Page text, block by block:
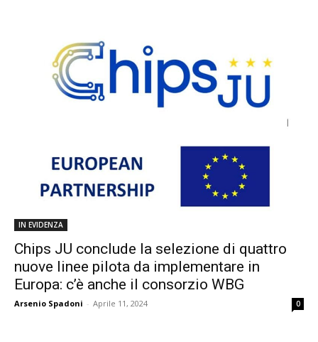
IN EVIDENZA
Chips JU conclude la selezione di quattro
nuove linee pilota da implementare in
Europa: c’è anche il consorzio WBG
Arsenio Spadoni - Aprile 11, 2024 0